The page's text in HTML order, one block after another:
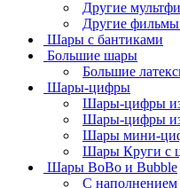
Другие
Другие
Шары с бантиками
Большие шары
Большие
Шары-цифры
Шары-цифры
Шары-цифры из
Шары мини-
Шары Круги с
Шары BoBo и Bubble
С наполнением